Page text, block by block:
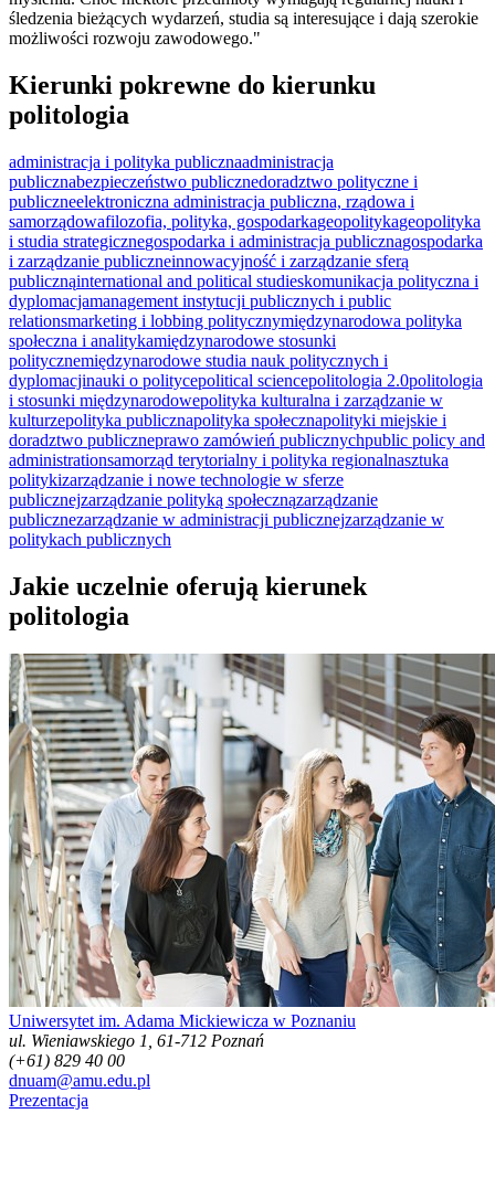
śledzenia bieżących wydarzeń, studia są interesujące i dają szerokie
możliwości rozwoju zawodowego."
Kierunki pokrewne do kierunku
politologia
administracja i polityka publicznaadministracja
publicznabezpieczeństwo publicznedoradztwo polityczne i
publiczneelektroniczna administracja publiczna, rządowa i
samorządowafilozofia, polityka, gospodarkageopolitykageopolityka
i studia strategicznegospodarka i administracja publicznagospodarka
i zarządzanie publiczneinnowacyjność i zarządzanie sferą
publicznąinternational and political studieskomunikacja polityczna i
dyplomacjamanagement instytucji publicznych i public
relationsmarketing i lobbing politycznymiędzynarodowa polityka
społeczna i analitykamiędzynarodowe stosunki
politycznemiędzynarodowe studia nauk politycznych i
dyplomacjinauki o politycepolitical sciencepolitologia 2.0politologia
i stosunki międzynarodowepolityka kulturalna i zarządzanie w
kulturzepolityka publicznapolityka społecznapolityki miejskie i
doradztwo publiczneprawo zamówień publicznychpublic policy and
administrationsamorząd terytorialny i polityka regionalnasztuka
politykizarządzanie i nowe technologie w sferze
publicznejzarządzanie polityką społecznązarządzanie
publicznezarządzanie w administracji publicznejzarządzanie w
politykach publicznych
Jakie uczelnie oferują kierunek
politologia
Uniwersytet im. Adama Mickiewicza w Poznaniu
ul. Wieniawskiego 1, 61-712 Poznań
(+61) 829 40 00
dnuam@amu.edu.pl
Prezentacja